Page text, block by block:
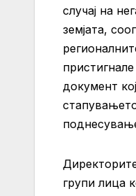
случај на
земјата,
документ
групи лица